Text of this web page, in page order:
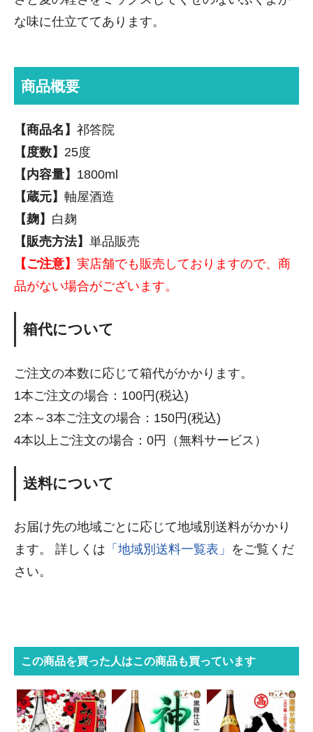
な味に仕立ててあります。
商品概要
【商品名】 祁答院
【度数】 25度
【内容量】 1800ml
【蔵元】 軸屋酒造
【麹】 白麹
【販売方法】 単品販売
【ご注意】 実店舗でも販売しておりますので、商
品がない場合がございます。
箱代について
ご注文の本数に応じて箱代がかかります。
1本ご注文の場合：100円(税込)
2本～3本ご注文の場合：150円(税込)
4本以上ご注文の場合：0円（無料サービス）
送料について
お届け先の地域ごとに応じて地域別送料がかかり
ます。 詳しくは 「地域別送料一覧表」 をご覧くだ
さい。
この商品を買った人はこの商品も買っています